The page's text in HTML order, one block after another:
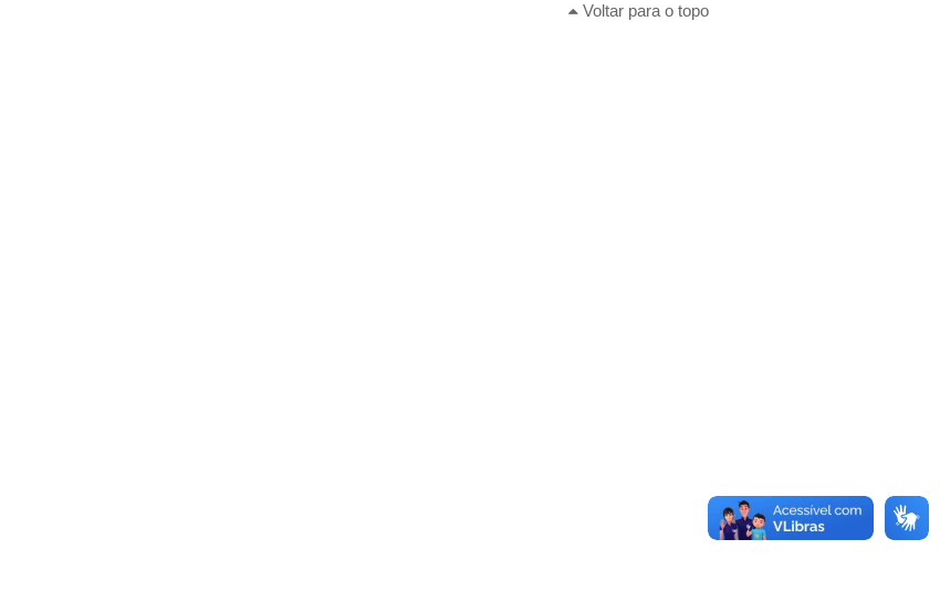
Voltar para o topo